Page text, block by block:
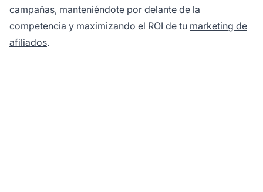
campañas, manteniéndote por delante de la
competencia y maximizando el ROI de tu marketing de
afiliados.